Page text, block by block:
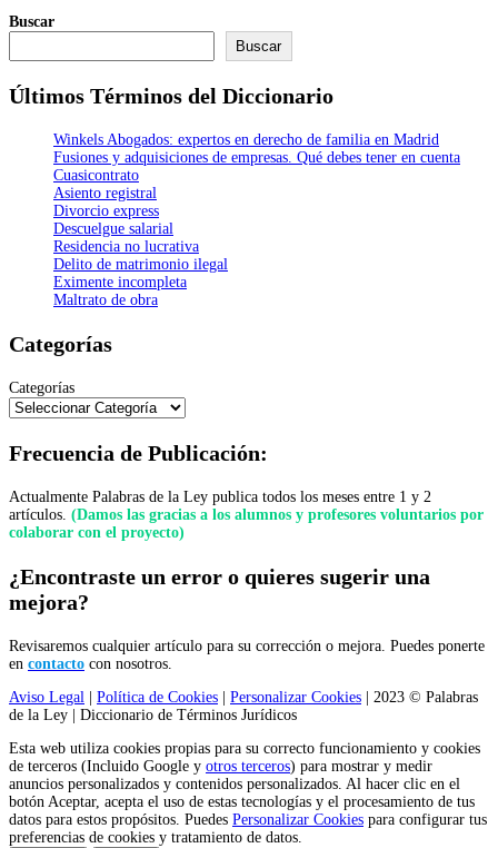
Buscar
Buscar
Últimos Términos del Diccionario
Winkels Abogados: expertos en derecho de familia en Madrid
Fusiones y adquisiciones de empresas. Qué debes tener en cuenta
Cuasicontrato
Asiento registral
Divorcio express
Descuelgue salarial
Residencia no lucrativa
Delito de matrimonio ilegal
Eximente incompleta
Maltrato de obra
Categorías
Categorías
Frecuencia de Publicación:
Actualmente Palabras de la Ley publica todos los meses entre 1 y 2
artículos. (Damos las gracias a los alumnos y profesores voluntarios por
colaborar con el proyecto)
¿Encontraste un error o quieres sugerir una
mejora?
Revisaremos cualquier artículo para su corrección o mejora. Puedes ponerte
en contacto con nosotros.
Aviso Legal
Política de Cookies Personalizar Cookies | 2023 © Palabras
de la Ley | Diccionario de Términos Jurídicos
Esta web utiliza cookies propias para su correcto funcionamiento y cookies
de terceros (Incluido Google y otros terceros) para mostrar y medir
anuncios personalizados y contenidos personalizados. Al hacer clic en el
botón Aceptar, acepta el uso de estas tecnologías y el procesamiento de tus
datos para estos propósitos. Puedes Personalizar Cookies para configurar tus
preferencias de cookies y tratamiento de datos.